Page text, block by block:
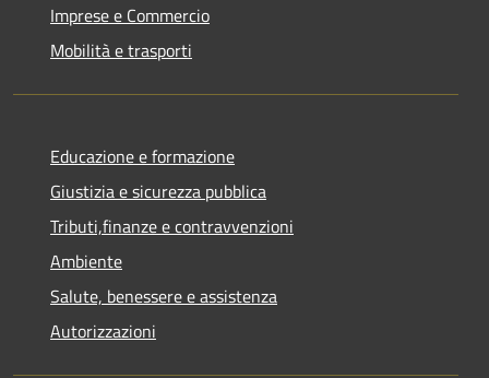
Imprese e Commercio
Mobilità e trasporti
Educazione e formazione
Giustizia e sicurezza pubblica
Tributi,finanze e contravvenzioni
Ambiente
Salute, benessere e assistenza
Autorizzazioni